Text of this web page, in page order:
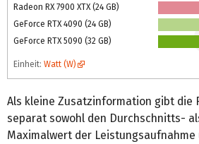
Radeon RX 7900 XTX (24 GB)
GeForce RTX 4090 (24 GB)
GeForce RTX 5090 (32 GB)
Einheit: Watt (W)
Als kleine Zusatzinformation gibt die
separat sowohl den Durchschnitts-
Maximalwert der Leistungsaufnahme